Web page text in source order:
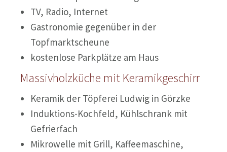
TV, Radio, Internet
Gastronomie gegenüber in der
Topfmarktscheune
kostenlose Parkplätze am Haus
Massivholzküche mit Keramikgeschirr
Keramik der Töpferei Ludwig in Görzke
Induktions-Kochfeld, Kühlschrank mit
Gefrierfach
Mikrowelle mit Grill, Kaffeemaschine,